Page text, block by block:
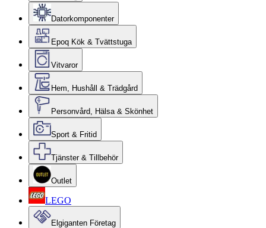
Datorkomponenter
Epoq Kök & Tvättstuga
Vitvaror
Hem, Hushåll & Trädgård
Personvård, Hälsa & Skönhet
Sport & Fritid
Tjänster & Tillbehör
Outlet
LEGO
Elgiganten Företag